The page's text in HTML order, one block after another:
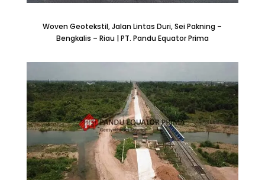
Woven Geotekstil, Jalan Lintas Duri, Sei Pakning –
Bengkalis – Riau | PT. Pandu Equator Prima